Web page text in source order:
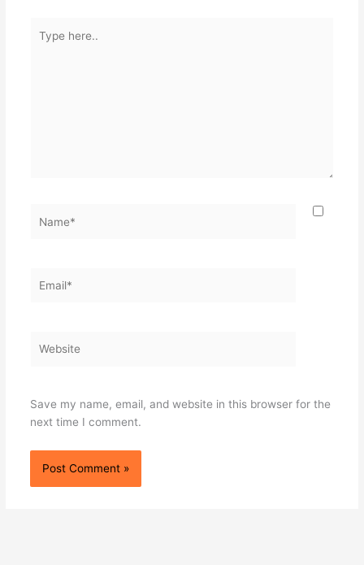
here..
Save my name, email, and website in this browser for the
next time I comment.